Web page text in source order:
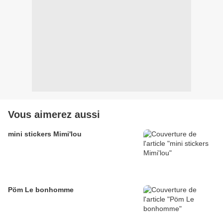
Vous aimerez aussi
mini stickers Mimi'lou
Pöm Le bonhomme